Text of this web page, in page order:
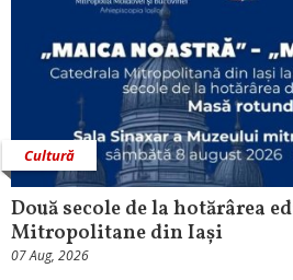
Cultură
Două secole de la hotărârea
Mitropolitane din Iași
07 Aug, 2026